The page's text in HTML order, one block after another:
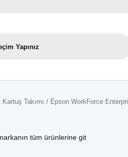
Takımı / Epson WorkForce
tüm ürünlerine git